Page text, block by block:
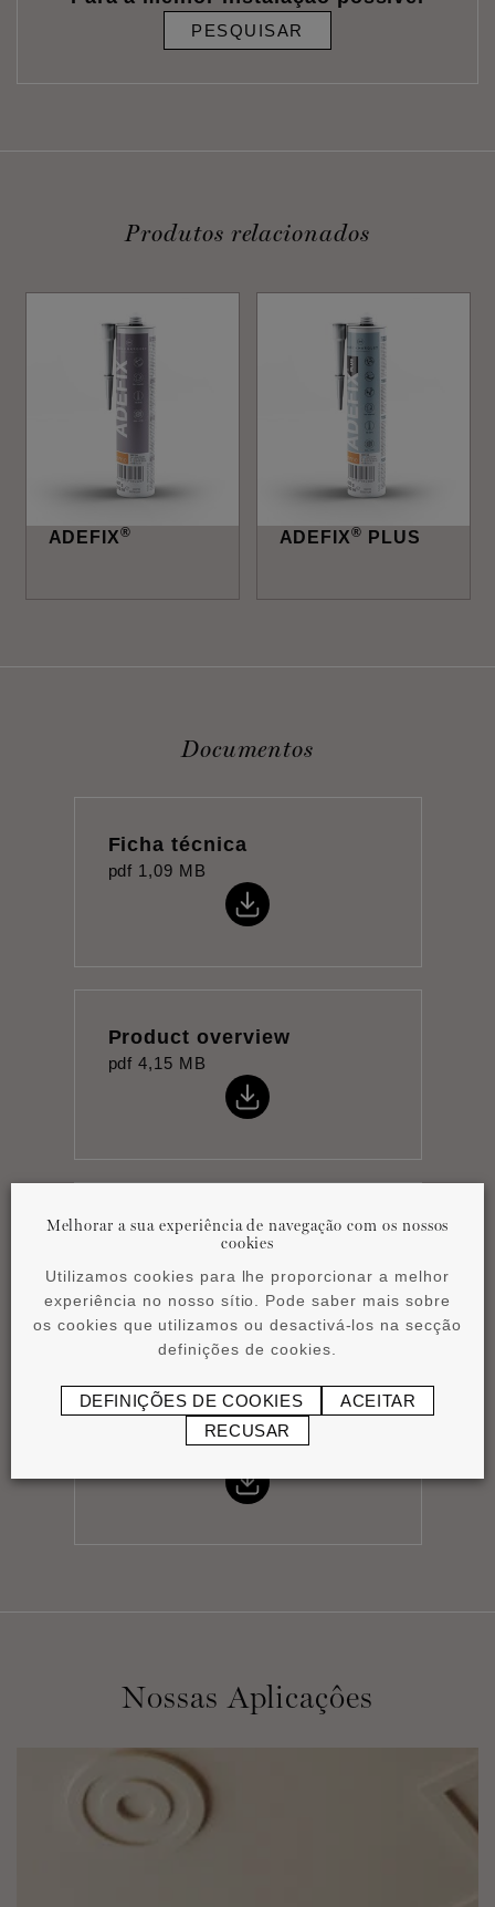
PESQUISAR
Produtos relacionados
ADEFIX® ADEFIX® PLUS
Documentos
Ficha técnica
pdf 1,09 MB
Product overview
pdf 4,15 MB
Instruções de instalação
Atmospheres Vol. 2
14,51 MB
Nossas Aplicaçôes
Melhorar a sua experiência de navegação com os nossos
cookies
Utilizamos cookies para lhe proporcionar a melhor
experiência no nosso sítio. Pode saber mais sobre
os cookies que utilizamos ou desactivá-los na secção
definições de cookies.
DEFINIÇÕES DE COOKIES
ACEITAR
RECUSAR